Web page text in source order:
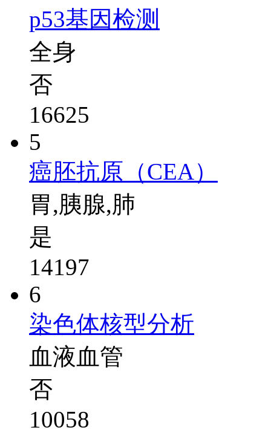
p53基因检测
全身
否
16625
5
癌胚抗原（CEA）
胃,胰腺,肺
是
14197
6
染色体核型分析
血液血管
否
10058